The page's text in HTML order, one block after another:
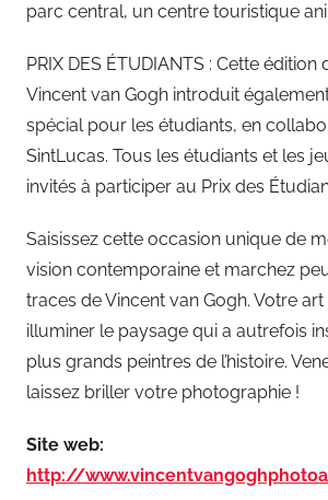
parc central, un centre touristique
PRIX DES ÉTUDIANTS : Cette édition
Vincent van Gogh introduit
spécial pour les étudiants, en
SintLucas. Tous les étudiants et les
invités à participer au Prix des
Saisissez cette occasion unique de
vision contemporaine et marchez
traces de Vincent van Gogh. Votre
illuminer le paysage qui a autrefois
plus grands peintres de l’histoire.
laissez briller votre photographie !
Site web:
http://